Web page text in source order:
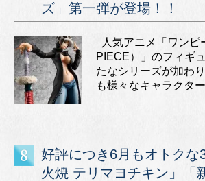
ズ」第一弾が登場！！
人気アニメ「ワンピ
PIECE）」のフィギ
たなシリーズが加わ
も様々なキャラクタ
好評につき6月もオトクな
火焼 テリマヨチキン」「